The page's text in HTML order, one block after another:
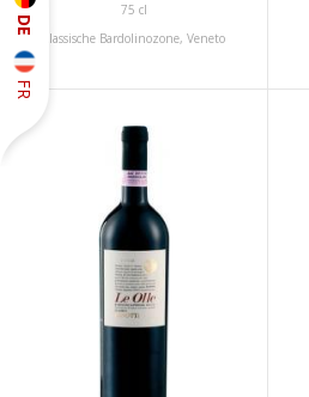
DE
FR
75 cl
Klassische Bardolinozone, Veneto